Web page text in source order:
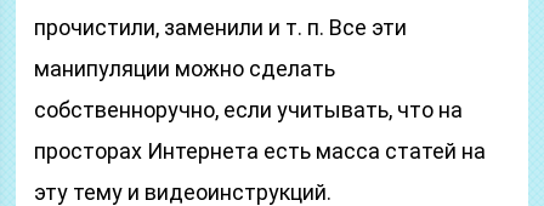
прочистили, заменили и т. п. Все эти
манипуляции можно сделать
собственноручно, если учитывать, что на
просторах Интернета есть масса статей на
эту тему и видеоинструкций.